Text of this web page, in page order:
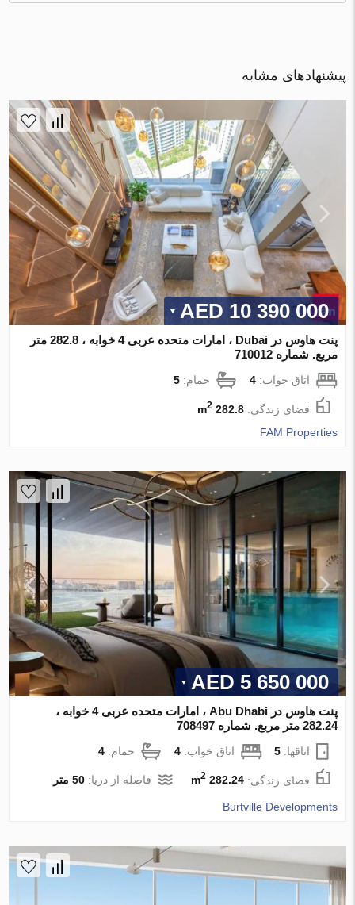
پیشنهادهای مشابه
10 390 000 AED
پنت هاوس در Dubai ، امارات متحده عربی 4 خوابه ، 282.8 متر
مربع. شماره 710012
اتاق خواب:4 حمام:5
فضای زندگی:282.8 m
2
FAM Properties
5 650 000 AED
پنت هاوس در Abu Dhabi ، امارات متحده عربی 4 خوابه ،
282.24 متر مربع. شماره 708497
اتاقها:5 اتاق خواب:4 حمام:4
فضای زندگی:282.24 m
2 فاصله از دریا:50 متر
Burtville Developments